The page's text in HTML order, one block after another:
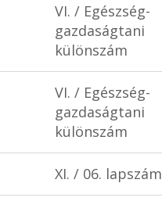
VI. / Egészség-
gazdaságtani
különszám
VI. / Egészség-
gazdaságtani
különszám
XI. / 06. lapszám